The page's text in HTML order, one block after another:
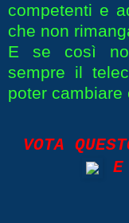
competenti e
che non
E se così
sempre il
poter
VOTA
E